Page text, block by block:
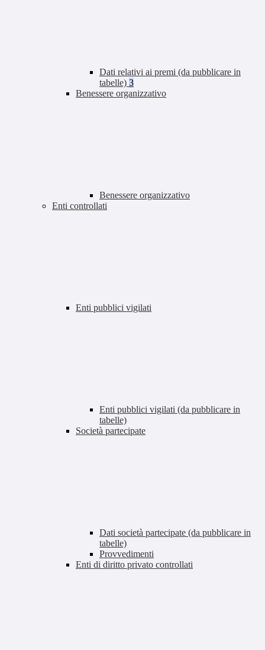
Dati relativi ai premi (da pubblicare in
tabelle) 3
Benessere organizzativo
Benessere organizzativo
Enti controllati
Enti pubblici vigilati
Enti pubblici vigilati (da pubblicare in
tabelle)
Società partecipate
Dati società partecipate (da pubblicare in
tabelle)
Provvedimenti
Enti di diritto privato controllati